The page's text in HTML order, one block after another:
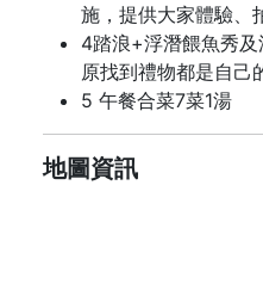
施，提供大家體驗、
4踏浪+浮潛餵魚秀
原找到禮物都是自己
5 午餐合菜7菜1湯
地圖資訊